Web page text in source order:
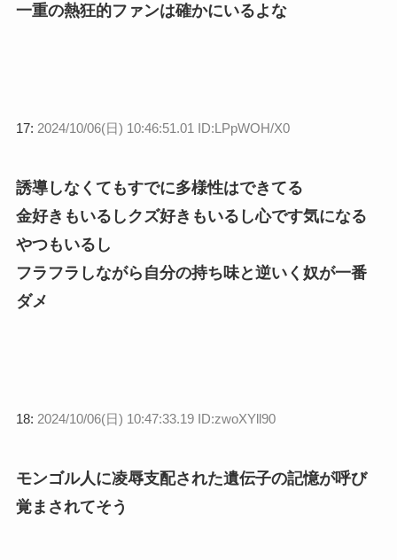
一重の熱狂的ファンは確かにいるよな
17: 2024/10/06(日) 10:46:51.01 ID:LPpWOH/X0
誘導しなくてもすでに多様性はできてる
金好きもいるしクズ好きもいるし心です気になる
やつもいるし
フラフラしながら自分の持ち味と逆いく奴が一番
ダメ
18: 2024/10/06(日) 10:47:33.19 ID:zwoXYll90
モンゴル人に凌辱支配された遺伝子の記憶が呼び
覚まされてそう